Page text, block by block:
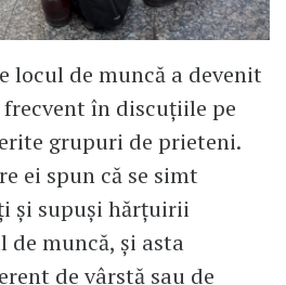
locul de muncă a devenit
în discuțiile pe
grupuri de prieteni.
ei spun că se simt
și supuși hărțuirii
de muncă, și asta
de vârstă sau de